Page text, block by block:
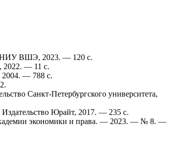
НИУ ВШЭ, 2023. — 120 с.
2022. — 11 с.
2004. — 788 с.
Санкт-Петербургского университета,
Юрайт, 2017. — 235 с.
экономики и права. — 2023. — № 8. —